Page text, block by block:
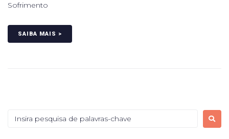
Sofrimento
SAIBA MAIS >